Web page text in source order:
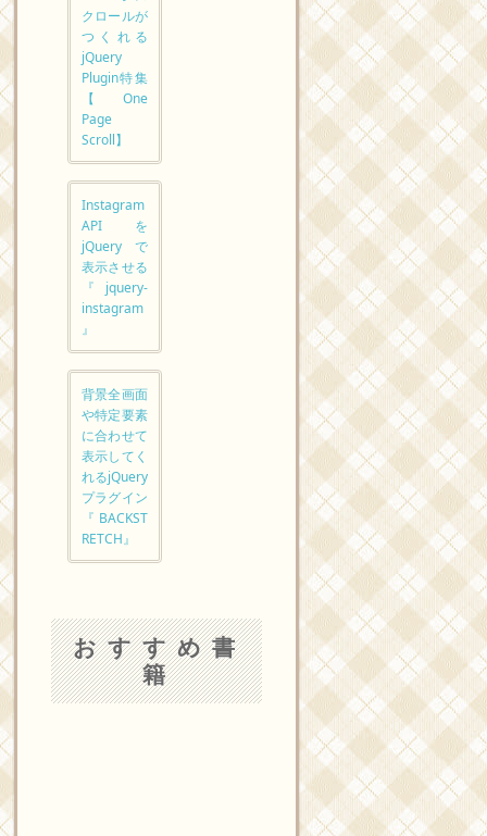
クロールが
つくれる
jQuery
Plugin特集
【One
Page
Scroll】
Instagram
API を
jQuery で
表示させる
『jquery-
instagram
』
背景全画面
や特定要素
に合わせて
表示してく
れるjQuery
プラグイン
『BACKST
RETCH』
おすすめ書
籍